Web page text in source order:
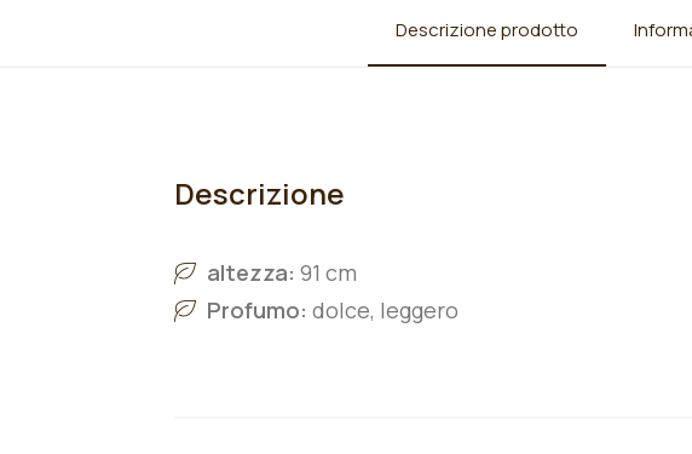
Descrizione prodotto
Descrizione
altezza: 91 cm
Profumo: dolce, leggero